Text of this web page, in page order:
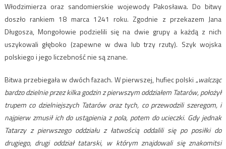
Włodzimierza oraz sandomierskie wojewody Pakosława. Do bitwy
doszło rankiem 18 marca 1241 roku. Zgodnie z przekazem Jana
Długosza, Mongołowie podzielili się na dwie grupy a każdą z nich
uszykowali głęboko (zapewne w dwa lub trzy rzuty). Szyk wojska
polskiego i jego liczebność nie są znane.
Bitwa przebiegała w dwóch fazach. W pierwszej, hufiec polski „walcząc
bardzo dzielnie przez kilka godzin z pierwszym oddziałem Tatarów, położył
trupem co dzielniejszych Tatarów oraz tych, co przewodzili szeregom, i
najpierw zmusił ich do ustąpienia z pola, potem do ucieczki. Gdy jednak
Tatarzy z pierwszego oddziału z łatwością oddalili się po posiłki do
drugiego, drugi oddział tatarski, w którym znajdowali się znakomitsi